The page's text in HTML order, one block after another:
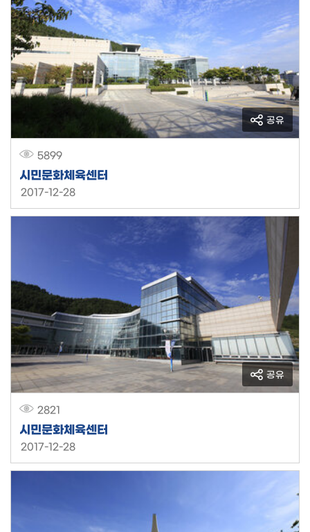
공유
5899
시민문화체육센터
2017-12-28
공유
2821
시민문화체육센터
2017-12-28